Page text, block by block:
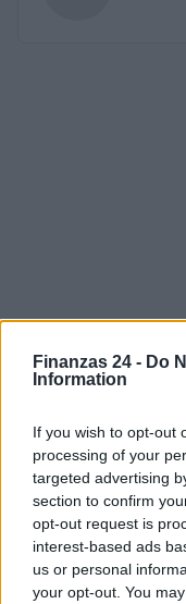
Finanzas 24 - Do
Information
If you wish to opt-out
processing of your
targeted advertising
section to confirm
opt-out request is
interest-based ads
us or personal
your opt-out. You
Sigue leyendo